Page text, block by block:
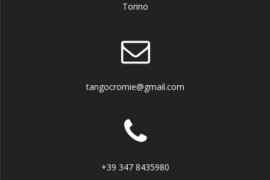
Torino
tangocromie@gmail.com
+39 347 8435980